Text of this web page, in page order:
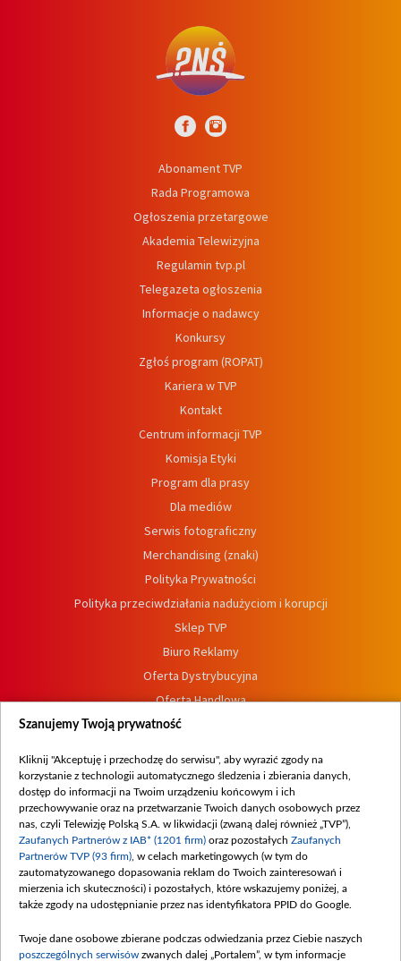
Abonament TVP
Rada Programowa
Ogłoszenia przetargowe
Akademia Telewizyjna
Regulamin tvp.pl
Telegazeta ogłoszenia
Informacje o nadawcy
Konkursy
Zgłoś program (ROPAT)
Kariera w TVP
Kontakt
Centrum informacji TVP
Komisja Etyki
Program dla prasy
Dla mediów
Serwis fotograficzny
Merchandising (znaki)
Polityka Prywatności
Polityka przeciwdziałania nadużyciom i korupcji
Sklep TVP
Biuro Reklamy
Oferta Dystrybucyjna
Oferta Handlowa
Dostępność
Procedura zgłoszeń wewnętrznych
Szanujemy Twoją prywatność
Kliknij "Akceptuję i przechodzę do serwisu", aby wyrazić zgody na
korzystanie z technologii automatycznego śledzenia i zbierania danych,
dostęp do informacji na Twoim urządzeniu końcowym i ich
przechowywanie oraz na przetwarzanie Twoich danych osobowych przez
nas, czyli Telewizję Polską S.A. w likwidacji (zwaną dalej również „TVP”),
Zaufanych Partnerów z IAB* (1201 firm) oraz pozostałych Zaufanych
Partnerów TVP (93 firm) , w celach marketingowych (w tym do
zautomatyzowanego dopasowania reklam do Twoich zainteresowań i
mierzenia ich skuteczności) i pozostałych, które wskazujemy poniżej, a
także zgody na udostępnianie przez nas identyfikatora PPID do Google.
Twoje dane osobowe zbierane podczas odwiedzania przez Ciebie naszych
poszczególnych serwisów zwanych dalej „Portalem”, w tym informacje